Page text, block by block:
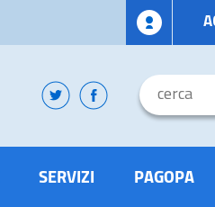
SERVIZI PAGOPA